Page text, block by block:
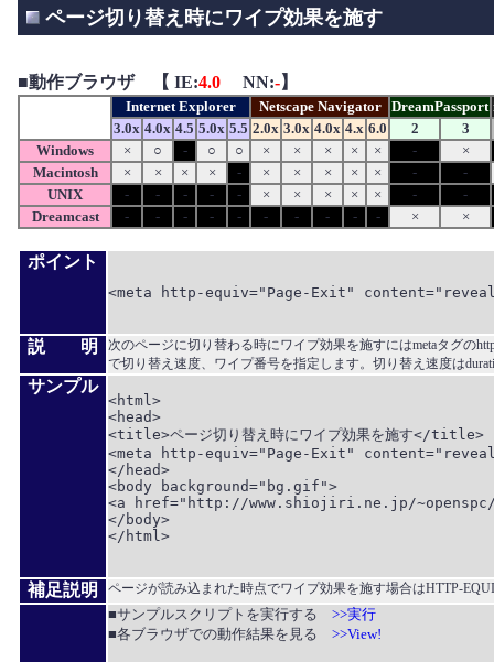
ページ切り替え時にワイプ効果を施す
■動作ブラウザ 【 IE:4.0 NN:-】
Internet Explorer Netscape Navigator DreamPassport
3.0x 4.0x 4.5 5.0x 5.5 2.0x 3.0x 4.0x 4.x 6.0 2
3
Windows
× ○ - ○ ○ × × × × × -
×
Macintosh
× × × × - × × × × × -
-
UNIX
- - - - - × × × × × -
-
Dreamcast
- - - - - - - - - - × ×
ポイント
<meta http-equiv="Page-Exit"
説 明
次のページに切り替わる時にワイプ効果を施すにはmetaタグの
で切り替え速度、ワイプ番号を指定します。切り替え速度は
サンプル
<html>
<head>
<title>ページ切り替え時にワイプ効果を施す</title>
<meta http-equiv="Page-Exit"
</head>
<body background="bg.gif">
<a href="http://www.shiojiri.ne.jp/~openspc/
</body>
</html>
補足説明 ページが読み込まれた時点でワイプ効果を施す場合はHTTP-
■サンプルスクリプトを実行する >>実行
■各ブラウザでの動作結果を見る >>View!